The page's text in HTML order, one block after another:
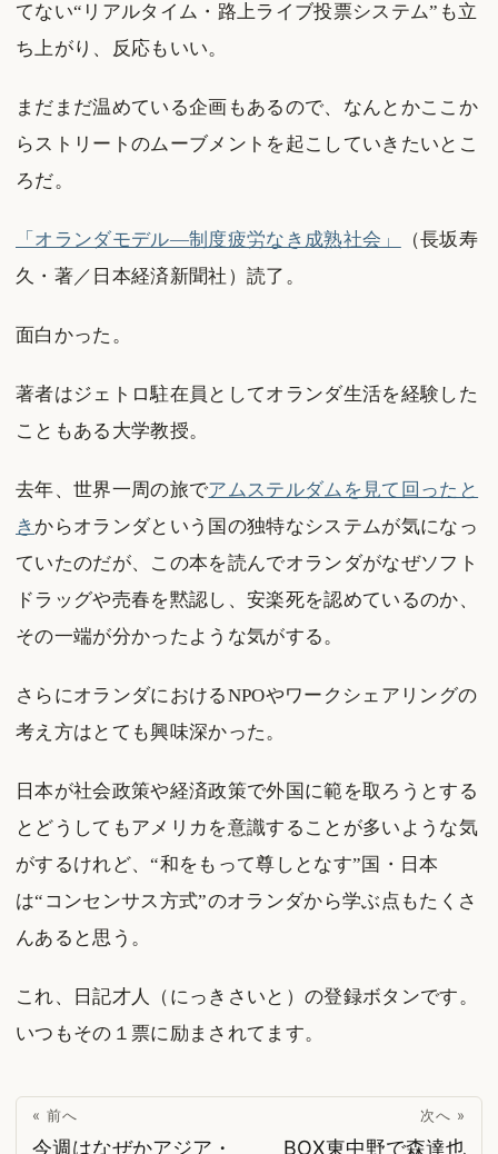
てない“リアルタイム・路上ライブ投票システム”も立
ち上がり、反応もいい。
まだまだ温めている企画もあるので、なんとかここか
らストリートのムーブメントを起こしていきたいとこ
ろだ。
「オランダモデル―制度疲労なき成熟社会」
（長坂寿
久・著／日本経済新聞社）読了。
面白かった。
著者はジェトロ駐在員としてオランダ生活を経験した
こともある大学教授。
去年、世界一周の旅でアムステルダムを見て回ったと
き からオランダという国の独特なシステムが気になっ
ていたのだが、この本を読んでオランダがなぜソフト
ドラッグや売春を黙認し、安楽死を認めているのか、
その一端が分かったような気がする。
さらにオランダにおけるNPOやワークシェアリングの
考え方はとても興味深かった。
日本が社会政策や経済政策で外国に範を取ろうとする
とどうしてもアメリカを意識することが多いような気
がするけれど、“和をもって尊しとなす”国・日本
は“コンセンサス方式”のオランダから学ぶ点もたくさ
んあると思う。
これ、日記才人（にっきさいと）の登録ボタンです。
いつもその１票に励まされてます。
« 前へ
今週はなぜかアジア・
次へ »
BOX東中野で森達也